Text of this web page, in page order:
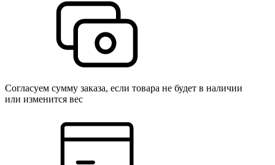
Согласуем сумму заказа, если товара не будет в наличии
или изменится вес